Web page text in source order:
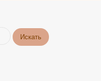
Искать